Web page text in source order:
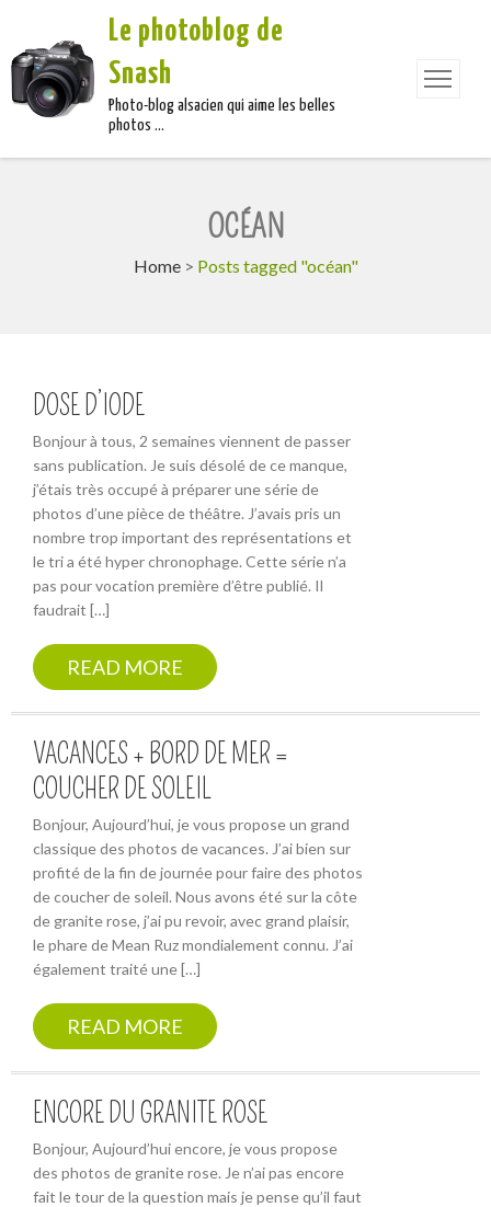
Le photoblog de
Snash
Photo-blog alsacien qui aime les belles
photos …
OCÉAN
Home> Posts tagged "océan"
DOSE D’IODE
Bonjour à tous, 2 semaines viennent de passer
sans publication. Je suis désolé de ce manque,
j’étais très occupé à préparer une série de
photos d’une pièce de théâtre. J’avais pris un
nombre trop important des représentations et
le tri a été hyper chronophage. Cette série n’a
pas pour vocation première d’être publié. Il
faudrait […]
READ MORE
VACANCES + BORD DE MER =
COUCHER DE SOLEIL
Bonjour, Aujourd’hui, je vous propose un grand
classique des photos de vacances. J’ai bien sur
profité de la fin de journée pour faire des photos
de coucher de soleil. Nous avons été sur la côte
de granite rose, j’ai pu revoir, avec grand plaisir,
le phare de Mean Ruz mondialement connu. J’ai
également traité une […]
READ MORE
ENCORE DU GRANITE ROSE
Bonjour, Aujourd’hui encore, je vous propose
des photos de granite rose. Je n’ai pas encore
fait le tour de la question mais je pense qu’il faut